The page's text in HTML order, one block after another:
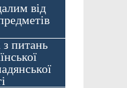
від
питань